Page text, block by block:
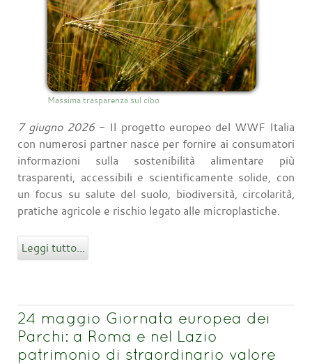
Massima trasparenza sul cibo
7 giugno 2026- Il progetto europeo del WWF Italia
con numerosi partner nasce per fornire ai consumatori
informazioni sulla sostenibilità alimentare più
trasparenti, accessibili e scientificamente solide, con
un focus su salute del suolo, biodiversità, circolarità,
pratiche agricole e rischio legato alle microplastiche.
Leggi tutto...
24 maggio Giornata europea dei
Parchi: a Roma e nel Lazio
patrimonio di straordinario valore